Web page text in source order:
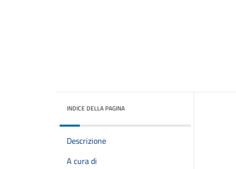
INDICE DELLA PAGINA
Descrizione
A cura di